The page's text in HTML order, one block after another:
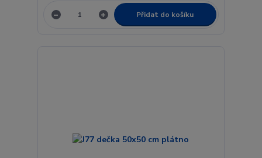
Přidat do košíku